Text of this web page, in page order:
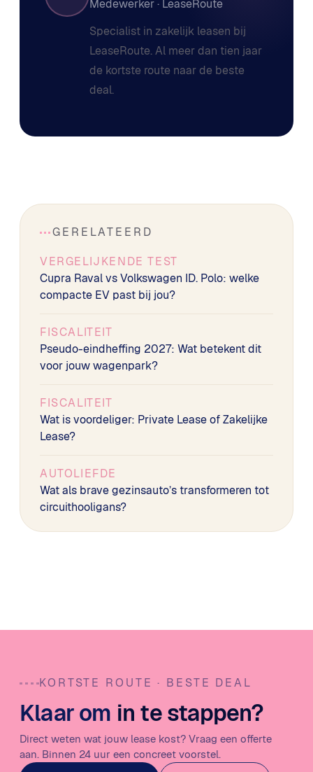
Medewerker · LeaseRoute
Specialist in zakelijk leasen bij
LeaseRoute. Al meer dan tien jaar
de kortste route naar de beste
deal.
GERELATEERD
VERGELIJKENDE TEST
Cupra Raval vs Volkswagen ID. Polo: welke
compacte EV past bij jou?
FISCALITEIT
Pseudo-eindheffing 2027: Wat betekent dit
voor jouw wagenpark?
FISCALITEIT
Wat is voordeliger: Private Lease of Zakelijke
Lease?
AUTOLIEFDE
Wat als brave gezinsauto’s transformeren tot
circuithooligans?
KORTSTE ROUTE · BESTE DEAL
Klaar om in te stappen?
Direct weten wat jouw lease kost? Vraag een offerte
aan. Binnen 24 uur een concreet voorstel.